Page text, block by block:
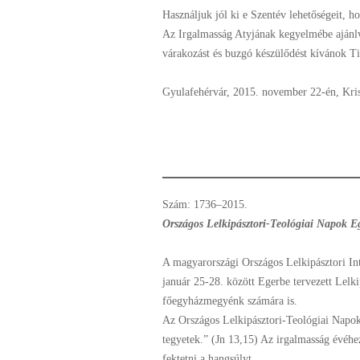
Használjuk jól ki e Szentév lehetőségeit,
Az Irgalmasság Atyjának kegyelmébe
várakozást és buzgó készülődést kívánok
Gyulafehérvár, 2015. november 22-én,
Szám: 1736–2015.
Országos Lelkipásztori-Teológiai Napok
A magyarországi Országos Lelkipásztori
január 25-28. között Egerbe tervezett
főegyházmegyénk számára is.
Az Országos Lelkipásztori-Teológiai
tegyetek.” (Jn 13,15) Az irgalmasság